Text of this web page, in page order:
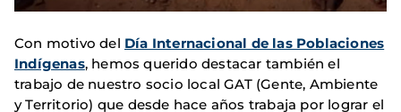
Con motivo del Día Internacional de las Poblaciones
Indígenas, hemos querido destacar también el
trabajo de nuestro socio local GAT (Gente, Ambiente
y Territorio) que desde hace años trabaja por lograr el